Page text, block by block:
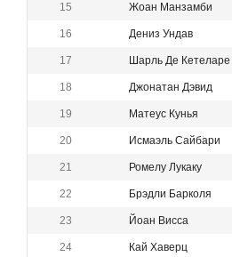
15 Жоан Манзамби
16 Дениз Ундав
17 Шарль Де Кетеларе
18 Джонатан Дэвид
19 Матеус Кунья
20 Исмаэль Сайбари
21 Ромелу Лукаку
22 Брэдли Барколя
23 Йоан Висса
24 Кай Хаверц